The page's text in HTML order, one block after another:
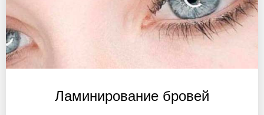
Ламинирование бровей